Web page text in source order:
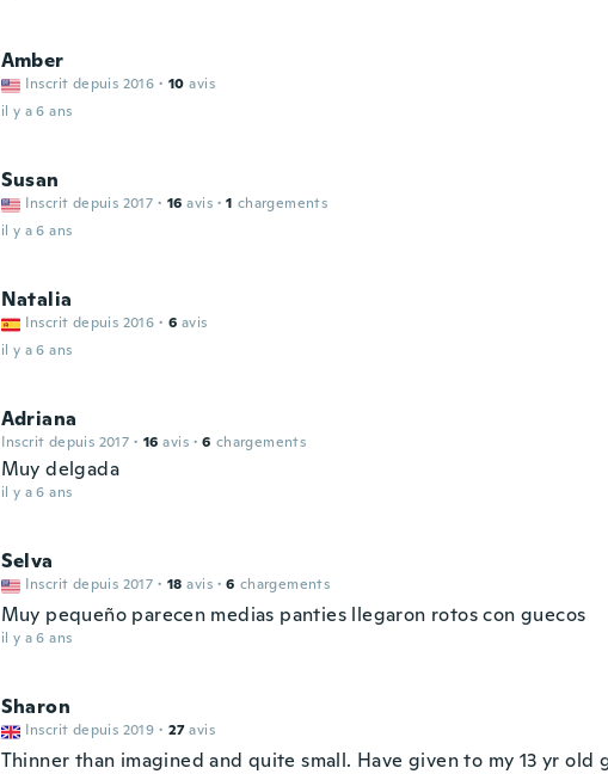
Amber
Inscrit depuis 2016 · 10 avis
il y a 6 ans
Susan
Inscrit depuis 2017 · 16 avis · 1 chargements
il y a 6 ans
Natalia
Inscrit depuis 2016 · 6 avis
il y a 6 ans
Adriana
Inscrit depuis 2017 · 16 avis · 6 chargements
Muy delgada
il y a 6 ans
Selva
Inscrit depuis 2017 · 18 avis · 6 chargements
Muy pequeño parecen medias panties llegaron rotos con guecos
il y a 6 ans
Sharon
Inscrit depuis 2019 · 27 avis
Thinner than imagined and quite small. Have given to my 13 yr old